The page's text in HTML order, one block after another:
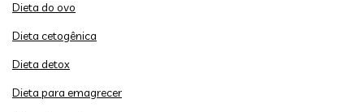
Dieta do ovo
Dieta cetogênica
Dieta detox
Dieta para emagrecer